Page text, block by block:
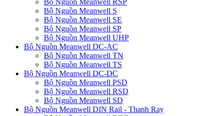
Bộ Nguồn Meanwell RSP
Bộ Nguồn Meanwell S
Bộ Nguồn Meanwell SE
Bộ Nguồn Meanwell SP
Bộ Nguồn Meanwell UHP
Bộ Nguồn Meanwell DC-AC
Bộ Nguồn Meanwell TN
Bộ Nguồn Meanwell TS
Bộ Nguồn Meanwell DC-DC
Bộ Nguồn Meanwell PSD
Bộ Nguồn Meanwell RSD
Bộ Nguồn Meanwell SD
Bộ Nguồn Meanwell DIN Rail - Thanh Ray